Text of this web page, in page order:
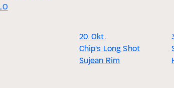
20. Okt.
Chip's Long Shot
Sujean Rim